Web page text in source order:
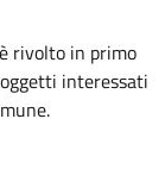
rivolto in primo
interessati